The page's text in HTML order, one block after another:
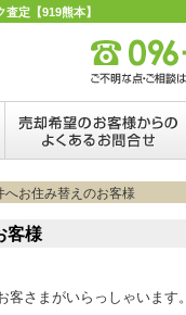
定【919熊本】
お住み替えのお客様
客様
さまがいらっしゃいます。